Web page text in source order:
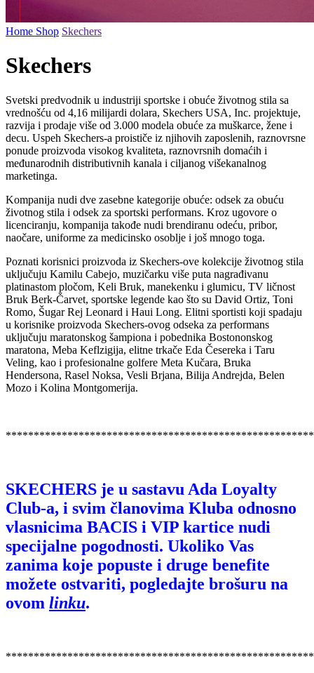
Home Shop Skechers
Skechers
Svetski predvodnik u industriji sportske i obuće životnog stila sa
vrednošću od 4,16 milijardi dolara, Skechers USA, Inc. projektuje,
razvija i prodaje više od 3.000 modela obuće za muškarce, žene i
decu. Uspeh Skechers-a proističe iz njihovih zaposlenih, raznovrsne
ponude proizvoda visokog kvaliteta, raznovrsnih domaćih i
međunarodnih distributivnih kanala i ciljanog višekanalnog
marketinga.
Kompanija nudi dve zasebne kategorije obuće: odsek za obuću
životnog stila i odsek za sportski performans. Kroz ugovore o
licenciranju, kompanija takođe nudi brendiranu odeću, pribor,
naočare, uniforme za medicinsko osoblje i još mnogo toga.
Poznati korisnici proizvoda iz Skechers-ove kolekcije životnog stila
uključuju Kamilu Cabejo, muzičarku više puta nagrađivanu
platinastom pločom, Keli Bruk, manekenku i glumicu, TV ličnost
Bruk Berk-Čarvet, sportske legende kao što su David Ortiz, Toni
Romo, Šugar Rej Leonard i Haui Long. Elitni sportisti koji spadaju
u korisnike proizvoda Skechers-ovog odseka za performans
uključuju maratonskog šampiona i pobednika Bostononskog
maratona, Meba Keflzigija, elitne trkače Eda Česereka i Taru
Veling, kao i profesionalne golfere Meta Kučara, Bruka
Hendersona, Rasel Noksa, Vesli Brjana, Bilija Andrejda, Belen
Mozo i Kolina Montgomerija.
SKECHERS je u sastavu Ada Loyalty
Club-a, i svim članovima Kluba odnosno
vlasnicima BACIS i VIP kartice nudi
specijalne pogodnosti. Ukoliko Vas
zanima koje popuste i druge benefite
možete ostvariti, pogledajte brošuru na
ovom linku.